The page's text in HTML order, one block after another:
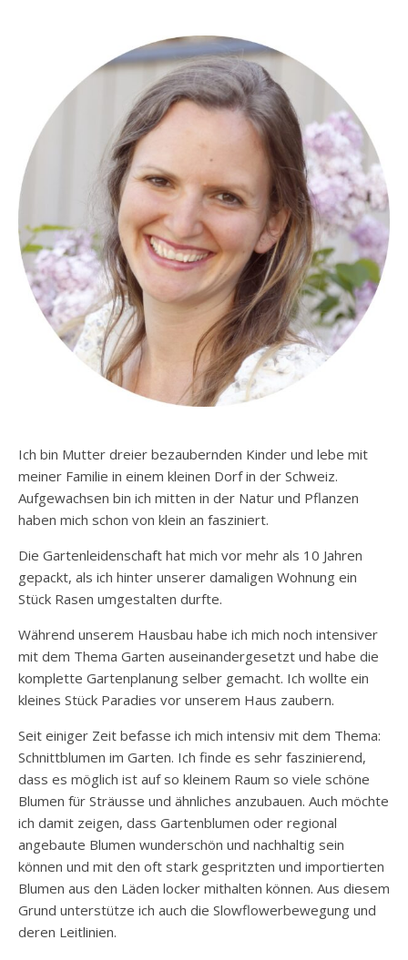
Ich bin Mutter dreier bezaubernden Kinder und lebe mit
meiner Familie in einem kleinen Dorf in der Schweiz.
Aufgewachsen bin ich mitten in der Natur und Pflanzen
haben mich schon von klein an fasziniert.
Die Gartenleidenschaft hat mich vor mehr als 10 Jahren
gepackt, als ich hinter unserer damaligen Wohnung ein
Stück Rasen umgestalten durfte.
Während unserem Hausbau habe ich mich noch intensiver
mit dem Thema Garten auseinandergesetzt und habe die
komplette Gartenplanung selber gemacht. Ich wollte ein
kleines Stück Paradies vor unserem Haus zaubern.
Seit einiger Zeit befasse ich mich intensiv mit dem Thema:
Schnittblumen im Garten. Ich finde es sehr faszinierend,
dass es möglich ist auf so kleinem Raum so viele schöne
Blumen für Sträusse und ähnliches anzubauen. Auch möchte
ich damit zeigen, dass Gartenblumen oder regional
angebaute Blumen wunderschön und nachhaltig sein
können und mit den oft stark gespritzten und importierten
Blumen aus den Läden locker mithalten können. Aus diesem
Grund unterstütze ich auch die Slowflowerbewegung und
deren Leitlinien.